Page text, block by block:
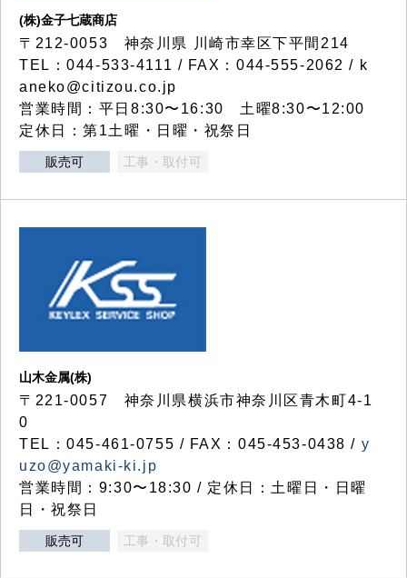
(株)金子七蔵商店
〒212-0053 神奈川県 川崎市幸区下平間214
TEL：044-533-4111 / FAX：044-555-2062 / k
aneko@citizou.co.jp
営業時間：平日8:30〜16:30 土曜8:30〜12:00
定休日：第1土曜・日曜・祝祭日
販売可 工事・取付可
山木金属(株)
〒221-0057 神奈川県横浜市神奈川区青木町4-1
0
TEL：045-461-0755 / FAX：045-453-0438 / y
uzo@yamaki-ki.jp
営業時間：9:30〜18:30 / 定休日：土曜日・日曜
日・祝祭日
販売可 工事・取付可